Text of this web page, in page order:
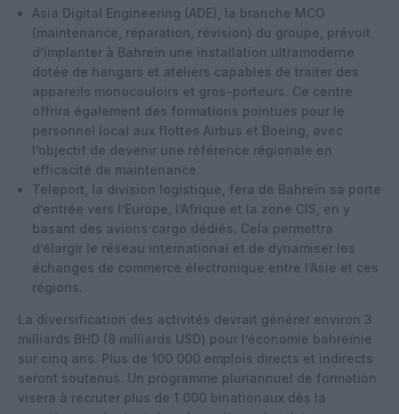
Asia Digital Engineering (ADE), la branche MCO
(maintenance, réparation, révision) du groupe, prévoit
d’implanter à Bahreïn une installation ultramoderne
dotée de hangars et ateliers capables de traiter des
appareils monocouloirs et gros-porteurs. Ce centre
offrira également des formations pointues pour le
personnel local aux flottes Airbus et Boeing, avec
l’objectif de devenir une référence régionale en
efficacité de maintenance.
Teleport, la division logistique, fera de Bahreïn sa porte
d’entrée vers l’Europe, l’Afrique et la zone CIS, en y
basant des avions cargo dédiés. Cela permettra
d’élargir le réseau international et de dynamiser les
échanges de commerce électronique entre l’Asie et ces
régions.
La diversification des activités devrait générer environ 3
milliards BHD (8 milliards USD) pour l’économie bahreïnie
sur cinq ans. Plus de 100 000 emplois directs et indirects
seront soutenus. Un programme pluriannuel de formation
visera à recruter plus de 1 000 binationaux dès la